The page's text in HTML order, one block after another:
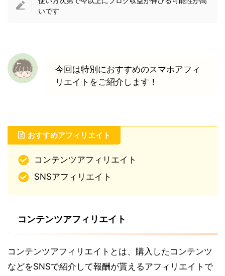
いです
今回は特別におすすめのスマホアフィ
リエイトをご紹介します！
おすすめアフィリエイト
コンテンツアフィリエイト
SNSアフィリエイト
コンテンツアフィリエイト
コンテンツアフィリエイトとは、購入したコンテンツ
などをSNSで紹介して報酬が貰えるアフィリエイトで